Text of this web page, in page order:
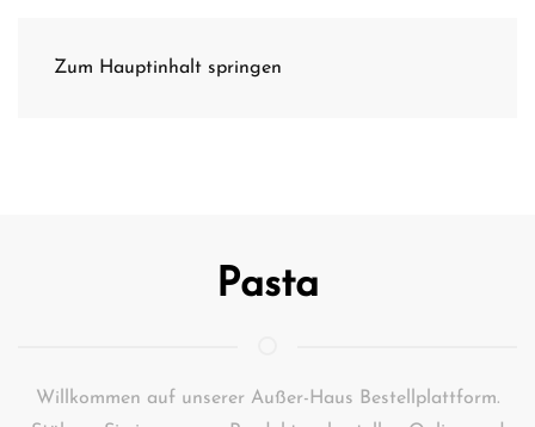
Zum Hauptinhalt springen
Pasta
Willkommen auf unserer Außer-Haus Bestellplattform.